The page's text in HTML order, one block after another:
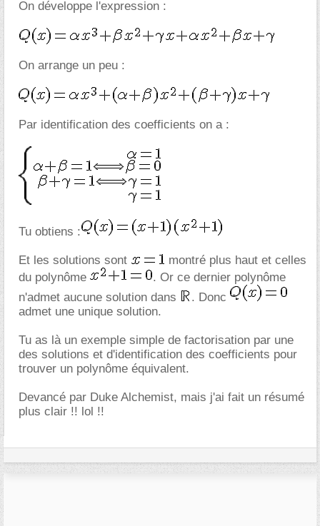
On développe l'expression :
On arrange un peu :
Par identification des coefficients on a :
Tu obtiens :
Et les solutions sont
montré plus haut et celles
du polynôme
. Or ce dernier polynôme
n'admet aucune solution dans
. Donc
admet une unique solution.
Tu as là un exemple simple de factorisation par une
des solutions et d'identification des coefficients pour
trouver un polynôme équivalent.
Devancé par Duke Alchemist, mais j'ai fait un résumé
plus clair !! lol !!